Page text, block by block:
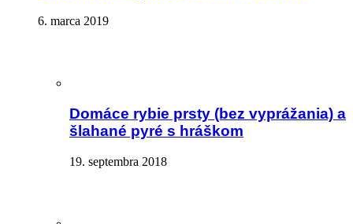
6. marca 2019
Domáce rybie prsty (bez vyprážania) a
šlahané pyré s hráškom
19. septembra 2018